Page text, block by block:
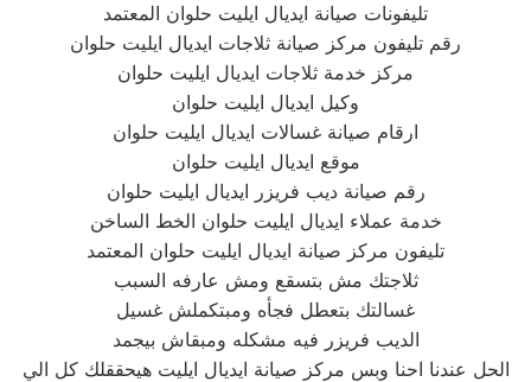
تليفونات صيانة ايديال ايليت حلوان المعتمد
رقم تليفون مركز صيانة ثلاجات ايديال ايليت حلوان
مركز خدمة ثلاجات ايديال ايليت حلوان
وكيل ايديال ايليت حلوان
ارقام صيانة غسالات ايديال ايليت حلوان
موقع ايديال ايليت حلوان
رقم صيانة ديب فريزر ايديال ايليت حلوان
خدمة عملاء ايديال ايليت حلوان الخط الساخن
تليفون مركز صيانة ايديال ايليت حلوان المعتمد
ثلاجتك مش بتسقع ومش عارفه السبب
غسالتك بتعطل فجأه ومبتكملش غسيل
الديب فريزر فيه مشكله ومبقاش بيجمد
الحل عندنا احنا وبس مركز صيانة ايديال ايليت هيحققلك كل الي